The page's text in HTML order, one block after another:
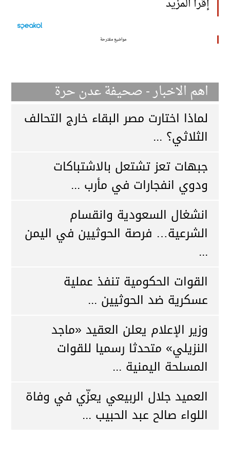
إقرأ المزيد
مواضيع مقترحة
اهم الاخبار - صحيفة عدن حرة
لماذا اختارت مصر البقاء خارج التحالف
الثلاثي؟ ...
جبهات تعز تشتعل بالاشتباكات
ودوي انفجارات في مأرب ...
انشغال السعودية وانقسام
الشرعية… فرصة الحوثيين في اليمن
...
القوات الحكومية تنفذ عملية
عسكرية ضد الحوثيين ...
وزير الإعلام يعلن العقيد «ماجد
النزيلي» متحدثا رسميا للقوات
المسلحة اليمنية ...
العميد جلال الربيعي يعزّي في وفاة
اللواء صالح عبد الحبيب ...